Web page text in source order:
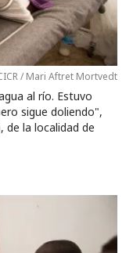
/ Mari Aftret Mortvedt
al río. Estuvo
sigue doliendo",
de la localidad de